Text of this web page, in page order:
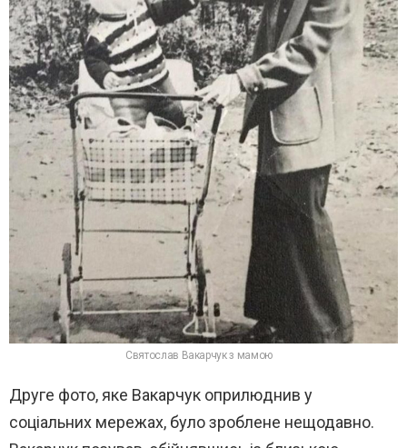
Святослав Вакарчук з мамою
Друге фото, яке Вакарчук оприлюднив у
соціальних мережах, було зроблене нещодавно.